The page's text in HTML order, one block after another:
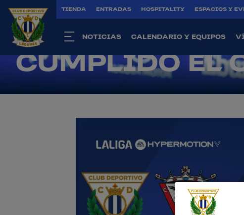
TIENDA ENTRADAS HOSPITALITY ESPACIOS Y
NOTICIAS CALENDARIO Y EQUIPOS
Primer Equipo
CARLOS
CUMPLIDO EL